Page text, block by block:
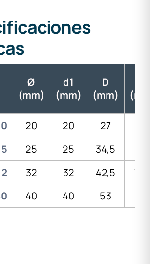
Ø
(mm)
d1
(mm)
D
(mm)
20 20 27
25 25 34,5
32 32 42,5
40 40 53